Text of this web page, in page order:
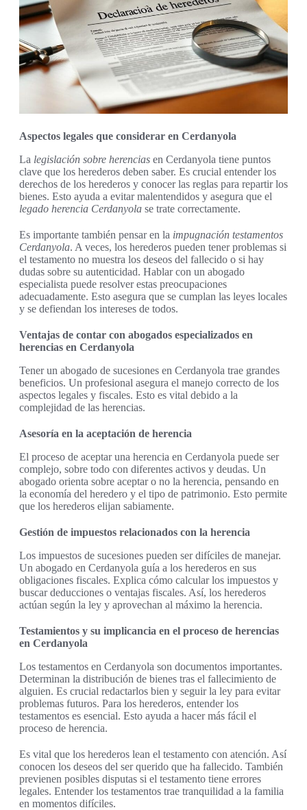
Aspectos legales que considerar en Cerdanyola
La legislación sobre herencias en Cerdanyola tiene puntos
clave que los herederos deben saber. Es crucial entender los
derechos de los herederos y conocer las reglas para repartir los
bienes. Esto ayuda a evitar malentendidos y asegura que el
legado herencia Cerdanyola se trate correctamente.
Es importante también pensar en la impugnación testamentos
Cerdanyola. A veces, los herederos pueden tener problemas si
el testamento no muestra los deseos del fallecido o si hay
dudas sobre su autenticidad. Hablar con un abogado
especialista puede resolver estas preocupaciones
adecuadamente. Esto asegura que se cumplan las leyes locales
y se defiendan los intereses de todos.
Ventajas de contar con abogados especializados en
herencias en Cerdanyola
Tener un abogado de sucesiones en Cerdanyola trae grandes
beneficios. Un profesional asegura el manejo correcto de los
aspectos legales y fiscales. Esto es vital debido a la
complejidad de las herencias.
Asesoría en la aceptación de herencia
El proceso de aceptar una herencia en Cerdanyola puede ser
complejo, sobre todo con diferentes activos y deudas. Un
abogado orienta sobre aceptar o no la herencia, pensando en
la economía del heredero y el tipo de patrimonio. Esto permite
que los herederos elijan sabiamente.
Gestión de impuestos relacionados con la herencia
Los impuestos de sucesiones pueden ser difíciles de manejar.
Un abogado en Cerdanyola guía a los herederos en sus
obligaciones fiscales. Explica cómo calcular los impuestos y
buscar deducciones o ventajas fiscales. Así, los herederos
actúan según la ley y aprovechan al máximo la herencia.
Testamientos y su implicancia en el proceso de herencias
en Cerdanyola
Los testamentos en Cerdanyola son documentos importantes.
Determinan la distribución de bienes tras el fallecimiento de
alguien. Es crucial redactarlos bien y seguir la ley para evitar
problemas futuros. Para los herederos, entender los
testamentos es esencial. Esto ayuda a hacer más fácil el
proceso de herencia.
Es vital que los herederos lean el testamento con atención. Así
conocen los deseos del ser querido que ha fallecido. También
previenen posibles disputas si el testamento tiene errores
legales. Entender los testamentos trae tranquilidad a la familia
en momentos difíciles.